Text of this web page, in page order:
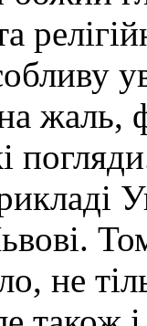
жаль,
не